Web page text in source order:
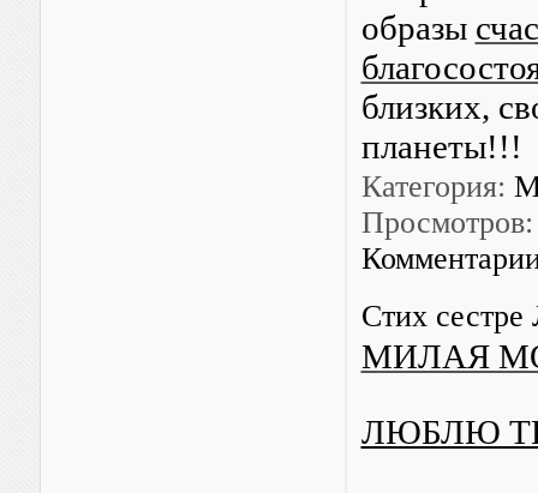
образы
близких,
Категория:
Просмотров:
Стих
МИЛАЯ
ЛЮБЛЮ